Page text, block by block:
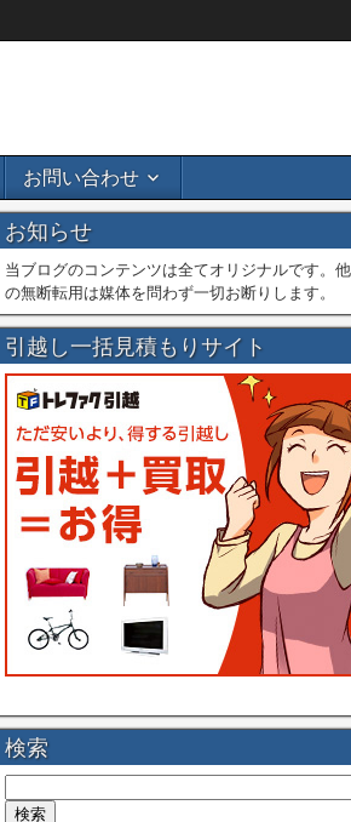
お問い合わせ
お知らせ
当ブログのコンテンツは全てオリジナルです。
の無断転用は媒体を問わず一切お断りします。
引越し一括見積もりサイト
検索